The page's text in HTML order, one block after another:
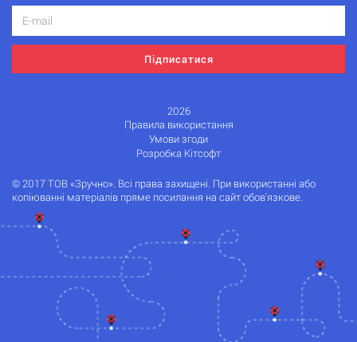
Підписатися
2026
Правила використання
Умови згоди
Розробка Кітсофт
© 2017 ТОВ «Зручно». Всі права захищені. При використанні або
копіюванні матеріалів пряме посилання на сайт обов'язкове.